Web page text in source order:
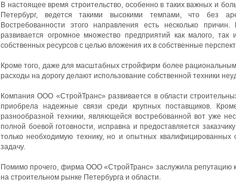
В настоящее время строительство, особенно в таких важных и
Петербург, ведется такими высокими темпами, что без
Востребованности этого направления есть несколько
развивается огромное множество предприятий как малого,
собственных ресурсов с целью вложения их в собственные
Кроме того, даже для масштабных стройфирм более
расходы на дорогу делают использование собственной техники
Компания ООО «СтройТранс» развивается в области
приобрела надежные связи среди крупных поставщиков.
разнообразной техники, являющейся востребованной вот уже
полной боевой готовности, исправна и предоставляется
только необходимую технику, но и опытных
задачу.
Помимо прочего, фирма ООО «СтройТранс» заслужила репутацию
на строительном рынке Петербурга и области.